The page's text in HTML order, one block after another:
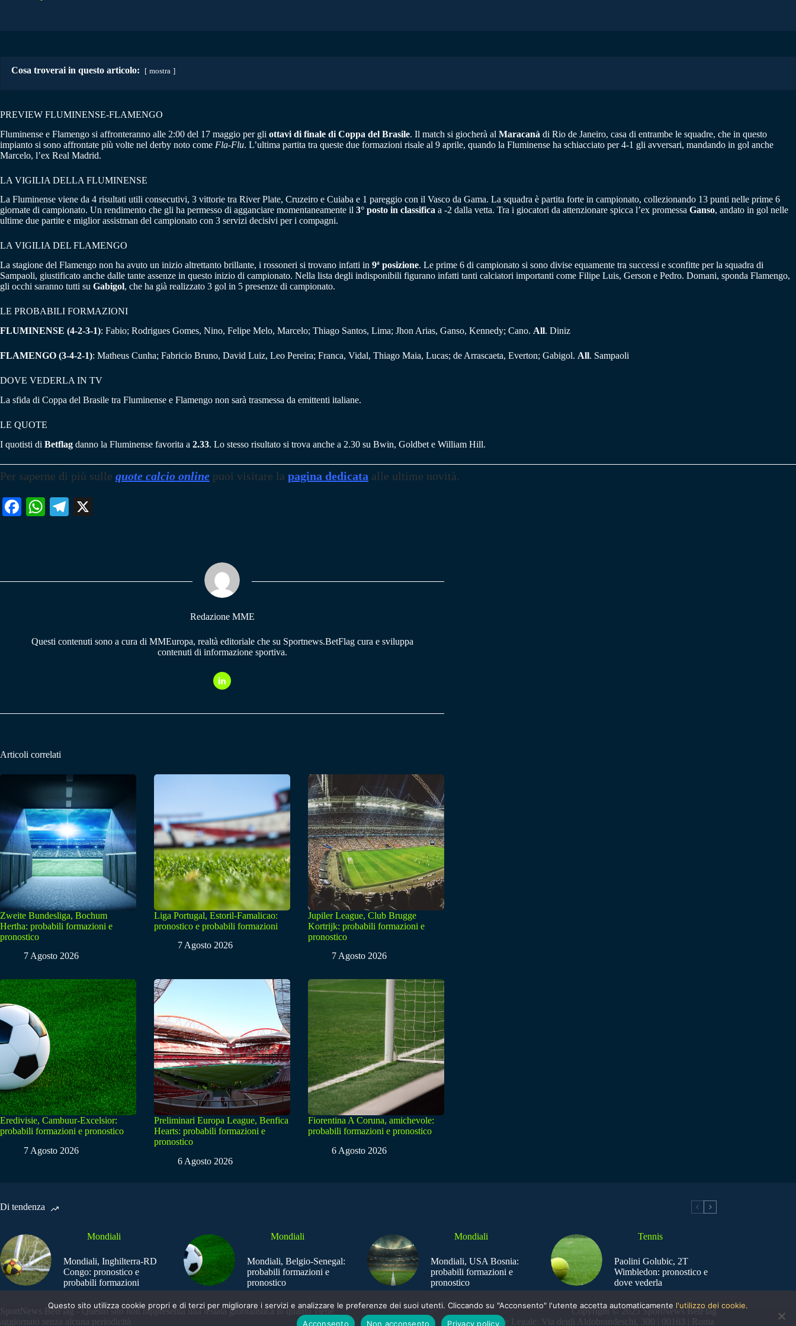
Cosa troverai in questo articolo: mostra
PREVIEW FLUMINENSE-FLAMENGO
Fluminense e Flamengo si affronteranno alle 2:00 del 17 maggio per gli ottavi di finale di Coppa del Brasile. Il match si giocherà al Maracanà di Rio de Janeiro, casa di entrambe le squadre, che in questo
impianto si sono affrontate più volte nel derby noto come Fla-Flu. L’ultima partita tra queste due formazioni risale al 9 aprile, quando la Fluminense ha schiacciato per 4-1 gli avversari, mandando in gol anche
Marcelo, l’ex Real Madrid.
LA VIGILIA DELLA FLUMINENSE
La Fluminense viene da 4 risultati utili consecutivi, 3 vittorie tra River Plate, Cruzeiro e Cuiaba e 1 pareggio con il Vasco da Gama. La squadra è partita forte in campionato, collezionando 13 punti nelle prime 6
giornate di campionato. Un rendimento che gli ha permesso di agganciare momentaneamente il 3° posto in classifica a -2 dalla vetta. Tra i giocatori da attenzionare spicca l’ex promessa Ganso, andato in gol nelle
ultime due partite e miglior assistman del campionato con 3 servizi decisivi per i compagni.
LA VIGILIA DEL FLAMENGO
La stagione del Flamengo non ha avuto un inizio altrettanto brillante, i rossoneri si trovano infatti in 9ª posizione. Le prime 6 di campionato si sono divise equamente tra successi e sconfitte per la squadra di
Sampaoli, giustificato anche dalle tante assenze in questo inizio di campionato. Nella lista degli indisponibili figurano infatti tanti calciatori importanti come Filipe Luis, Gerson e Pedro. Domani, sponda Flamengo,
gli occhi saranno tutti su Gabigol, che ha già realizzato 3 gol in 5 presenze di campionato.
LE PROBABILI FORMAZIONI
FLUMINENSE (4-2-3-1): Fabio; Rodrigues Gomes, Nino, Felipe Melo, Marcelo; Thiago Santos, Lima; Jhon Arias, Ganso, Kennedy; Cano. All. Diniz
FLAMENGO (3-4-2-1): Matheus Cunha; Fabricio Bruno, David Luiz, Leo Pereira; Franca, Vidal, Thiago Maia, Lucas; de Arrascaeta, Everton; Gabigol. All. Sampaoli
DOVE VEDERLA IN TV
La sfida di Coppa del Brasile tra Fluminense e Flamengo non sarà trasmessa da emittenti italiane.
LE QUOTE
I quotisti di Betflag danno la Fluminense favorita a 2.33. Lo stesso risultato si trova anche a 2.30 su Bwin, Goldbet e William Hill.
Per saperne di più sulle quote calcio online puoi visitare la pagina dedicata alle ultime novità.
Fa W
pp
Te
m
Redazione MME
Questi contenuti sono a cura di MMEuropa, realtà editoriale che su Sportnews.BetFlag cura e sviluppa
contenuti di informazione sportiva.
Articoli correlati
Zweite Bundesliga, Bochum
Hertha: probabili formazioni e
pronostico
7 Agosto 2026
Liga Portugal, Estoril-Famalicao:
pronostico e probabili formazioni
7 Agosto 2026
Jupiler League, Club Brugge
Kortrijk: probabili formazioni e
pronostico
7 Agosto 2026
Eredivisie, Cambuur-Excelsior:
probabili formazioni e pronostico
7 Agosto 2026
Preliminari Europa League, Benfica
Hearts: probabili formazioni e
pronostico
6 Agosto 2026
Fiorentina A Coruna, amichevole:
probabili formazioni e pronostico
6 Agosto 2026
Di tendenza
Mondiali
Mondiali, Inghilterra-RD
Congo: pronostico e
probabili formazioni
Mondiali
Mondiali, Belgio-Senegal:
probabili formazioni e
pronostico
Mondiali
Mondiali, USA Bosnia:
probabili formazioni e
pronostico
Tennis
Paolini Golubic, 2T
Wimbledon: pronostico e
dove vederla
SportNews.BetFlag - Questo sito non rappresenta una testata giornalistica in quanto viene
aggiornato senza alcuna periodicità
Copyright © 2025 SportNews BetFlag
Sede Legale: Via degli Aldobrandeschi, 300 | 00163 | Roma
Questo sito utilizza cookie propri e di terzi per migliorare i servizi e analizzare le preferenze dei suoi utenti. Cliccando su "Acconsento" l'utente accetta automaticamente l'utilizzo dei cookie.
Acconsento
Non acconsento Privacy policy